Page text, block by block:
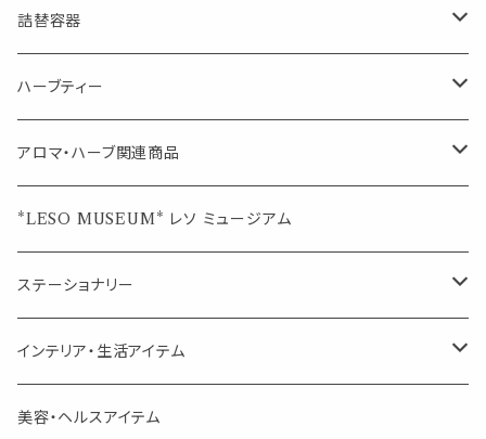
Mask&Pillow Aroma
ハーブティー
シングル
ブレンド
キャンディー
シーリングワックス シール
ペーパークリップ
ウェルカムボード・装飾
席札クリップ
プチギフト
詰替容器
ロールオンボトル
スプレーボトル
スポイトボトル
精油用ボトル
ポンプ式ボトル
リップ容器
ハーブティー
ブレンド
ジュエル オブ ビューティー
美人さんのハーブティー
シングル
アロマ・ハーブ関連商品
エッセンシャルオイル
シングル
ブレンド
クラフト器材・道具
キャリアオイル・ワックス
道具
お香・サシェ・キャンドル
線香
ディフューザー
*LESO MUSEUM* レソ ミュージアム
ステーショナリー
デザインクリップ
記号（ハート,星,etc）
ページオープナー・ワイドクリップ
インテリア・生活アイテム
オブジェ
美容・ヘルスアイテム